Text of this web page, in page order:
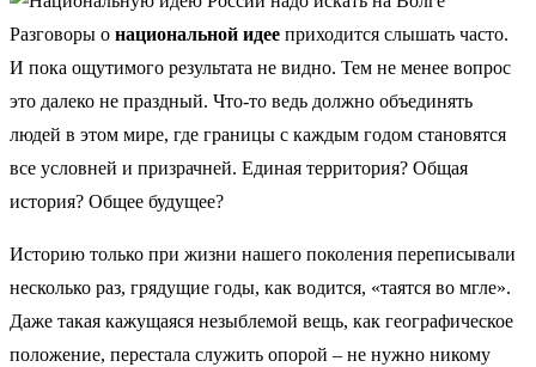
Разговоры о национальной идее приходится слышать часто.
И пока ощутимого результата не видно. Тем не менее вопрос
это далеко не праздный. Что-то ведь должно объединять
людей в этом мире, где границы с каждым годом становятся
все условней и призрачней. Единая территория? Общая
история? Общее будущее?
Историю только при жизни нашего поколения переписывали
несколько раз, грядущие годы, как водится, «таятся во мгле».
Даже такая кажущаяся незыблемой вещь, как географическое
положение, перестала служить опорой – не нужно никому